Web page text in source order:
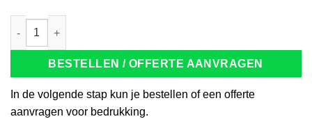
Tricorp 103004 T-Shirt Multinorm ink aantal
BESTELLEN / OFFERTE AANVRAGEN
In de volgende stap kun je bestellen of een offerte
aanvragen voor bedrukking.